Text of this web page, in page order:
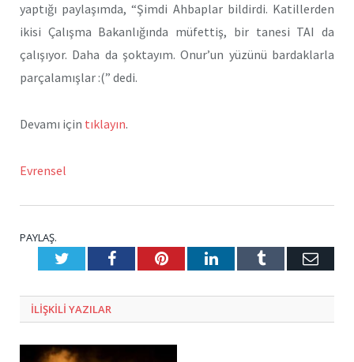
yaptığı paylaşımda, “Şimdi Ahbaplar bildirdi. Katillerden
ikisi Çalışma Bakanlığında müfettiş, bir tanesi TAI da
çalışıyor. Daha da şoktayım. Onur’un yüzünü bardaklarla
parçalamışlar :(” dedi.
Devamı için tıklayın.
Evrensel
PAYLAŞ.
TwitterFacebookPinterestLinkedInTumblr E-
ILIŞKILI YAZILAR